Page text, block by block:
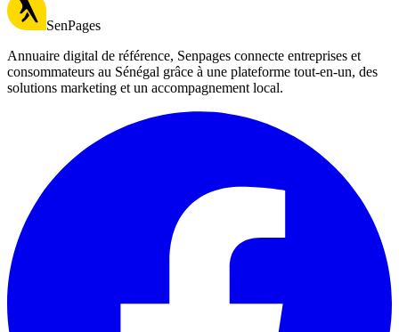
SenPages
Annuaire digital de référence, Senpages connecte entreprises et
consommateurs au Sénégal grâce à une plateforme tout-en-un, des
solutions marketing et un accompagnement local.